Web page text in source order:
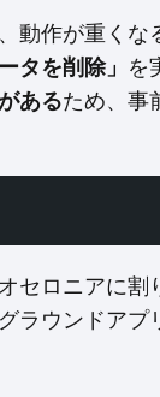
動作が重く
タを削除」 を
あるため、事
ロニアに割
ウンドアプ